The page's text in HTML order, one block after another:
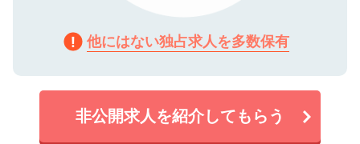
他にはない独占求人を多数保有
非公開求人を紹介してもらう